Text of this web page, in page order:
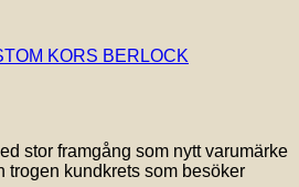
KORS BERLOCK
stor framgång som nytt varumärke
trogen kundkrets som besöker